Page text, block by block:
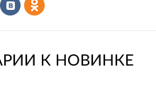
К НОВИНКЕ